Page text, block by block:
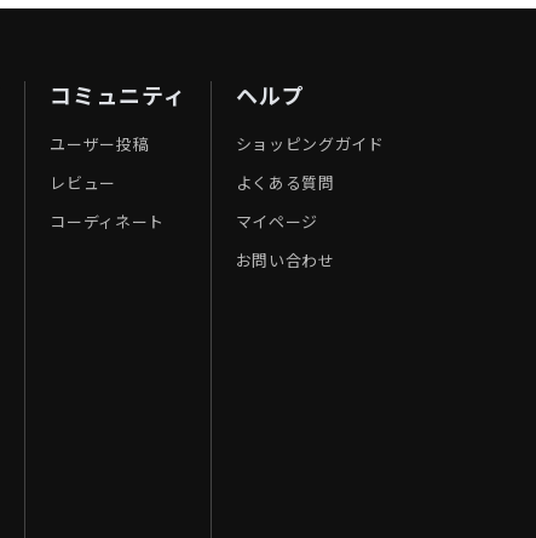
コミュニティ
ユーザー投稿
レビュー
コーディネート
ヘルプ
ショッピングガイド
よくある質問
マイページ
お問い合わせ